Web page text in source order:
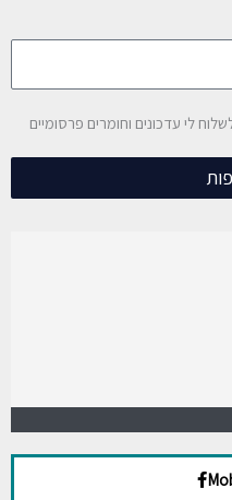
לי עדכונים וחומרים פרסומיים